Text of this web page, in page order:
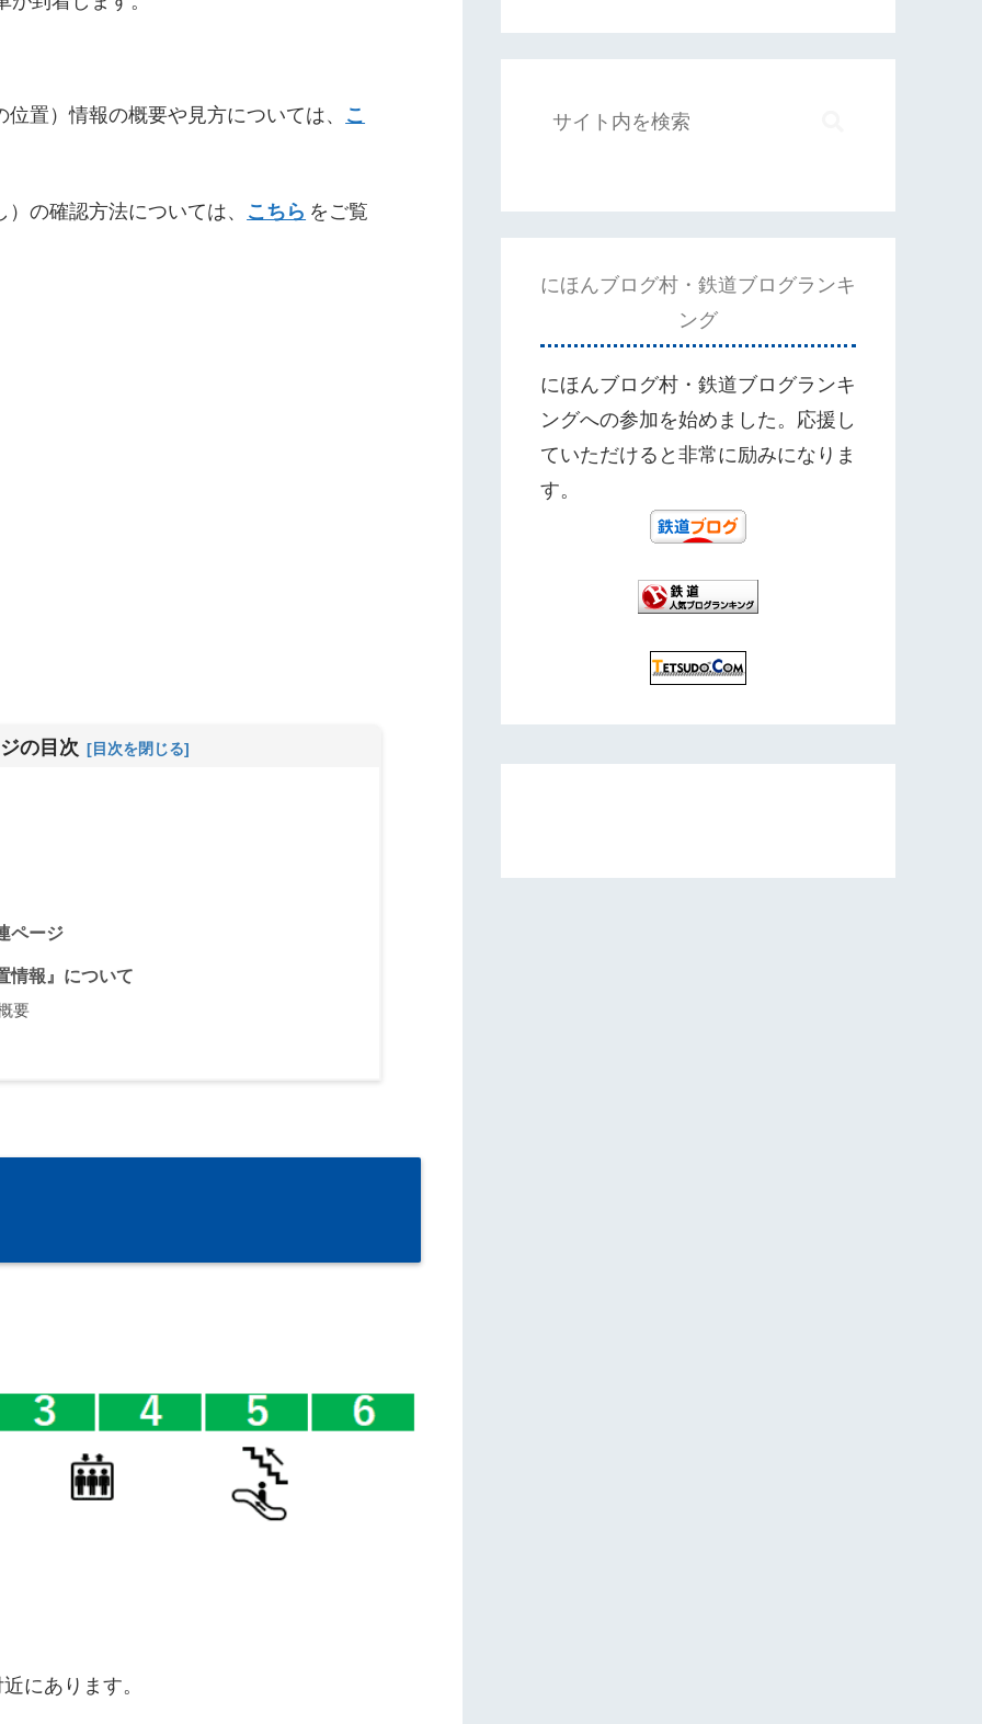
置）情報の概要や見方については、 こ
の確認方法については、 こちら をご覧
の目次
ページ
情報』について
要
にあります。
にほんブログ村・鉄道ブログランキ
ング
にほんブログ村・鉄道ブログランキ
ングへの参加を始めました。応援し
ていただけると非常に励みになりま
す。